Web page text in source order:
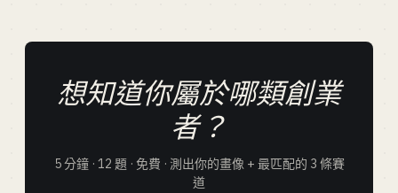
想知道你屬於哪類創業
者？
5 分鐘 · 12 題 · 免費 · 測出你的畫像 + 最匹配的 3 條賽
道